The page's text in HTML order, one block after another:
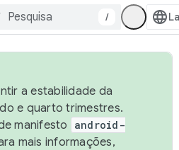
/
a estabilidade da
e quarto trimestres.
manifesto
android-
mais informações,